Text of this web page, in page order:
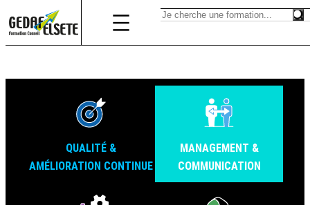
QUALITÉ &
AMÉLIORATION CONTINUE
MANAGEMENT &
COMMUNICATION